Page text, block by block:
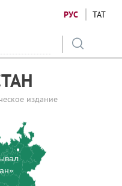
РУС ТАТ
издание